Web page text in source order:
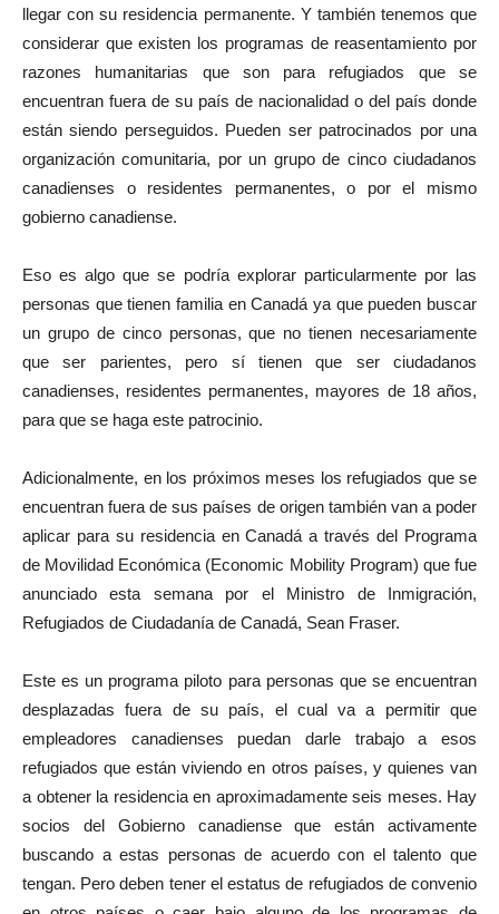
llegar con su residencia permanente. Y también tenemos que
considerar que existen los programas de reasentamiento por
razones humanitarias que son para refugiados que se
encuentran fuera de su país de nacionalidad o del país donde
están siendo perseguidos. Pueden ser patrocinados por una
organización comunitaria, por un grupo de cinco ciudadanos
canadienses o residentes permanentes, o por el mismo
gobierno canadiense.
Eso es algo que se podría explorar particularmente por las
personas que tienen familia en Canadá ya que pueden buscar
un grupo de cinco personas, que no tienen necesariamente
que ser parientes, pero sí tienen que ser ciudadanos
canadienses, residentes permanentes, mayores de 18 años,
para que se haga este patrocinio.
Adicionalmente, en los próximos meses los refugiados que se
encuentran fuera de sus países de origen también van a poder
aplicar para su residencia en Canadá a través del Programa
de Movilidad Económica (Economic Mobility Program) que fue
anunciado esta semana por el Ministro de Inmigración,
Refugiados de Ciudadanía de Canadá, Sean Fraser.
Este es un programa piloto para personas que se encuentran
desplazadas fuera de su país, el cual va a permitir que
empleadores canadienses puedan darle trabajo a esos
refugiados que están viviendo en otros países, y quienes van
a obtener la residencia en aproximadamente seis meses. Hay
socios del Gobierno canadiense que están activamente
buscando a estas personas de acuerdo con el talento que
tengan. Pero deben tener el estatus de refugiados de convenio